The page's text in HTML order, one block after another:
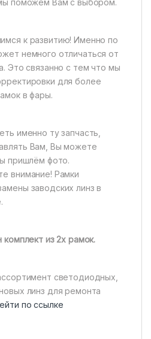
поможем Вам с выбором.
к развитию! Именно по
немного отличаться от
Это связанно с тем что мы
для более
в фары.
именно ту запчасть,
Вам, Вы можете
пришлём фото.
внимание! Рамки
заводских линз в
комплект из 2х рамок.
светодиодных,
линз для ремонта
по ссылке